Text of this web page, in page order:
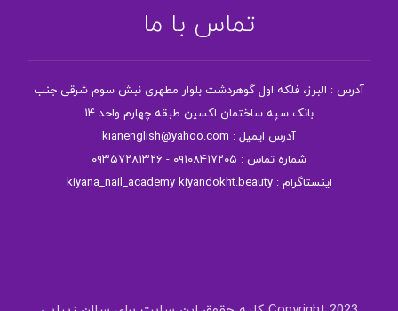
تماس با ما
آدرس : البرز، فلکه اول گوهردشت بلوار مطهری نبش سوم شرقی جنب
بانک سپه ساختمان اکسین طبقه چهارم واحد ۱۴
آدرس ایمیل : kianenglish@yahoo.com
شماره تماس : ۰۹۱۰۸۴۱۷۲۰۵ - ۰۹۳۵۷۲۸۱۳۲۶
اینستاگرام : kiyana_nail_academy kiyandokht.beauty